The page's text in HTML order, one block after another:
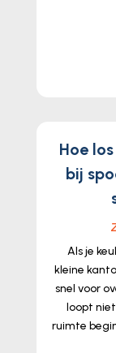
Hoe
bij
Als je
kleine
snel voor
loopt
ruimte